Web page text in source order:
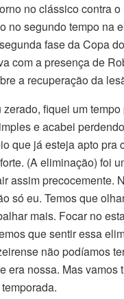
no clássico contra
no segundo tempo na
fase da Copa
com a presença de
a recuperação da
fiquei um
e acabei
que já esteja apto pra
(A eliminação) foi
assim precocemente.
só eu. Temos que
mais. Focar no
que sentir essa
não podíamos
era nossa. Mas vamos